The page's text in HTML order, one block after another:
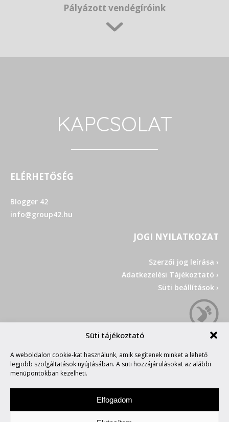
Süti tájékoztató
A weboldalon cookie-kat használunk, amik segítenek minket a lehető
legjobb szolgáltatások nyújtásában. A süti hozzájárulásokat az alábbi
menüpontokban kezelheti.
Elfogadom
Pályázott vendégíróink
KAPCSOLAT
ELÉRHETŐSÉG
Blogger 42
info@group42.hu
JOGI NYILATKOZAT
Szerzői jog leírása ›
Adatkezelési Tájékoztató ›
Süti beállítások ›